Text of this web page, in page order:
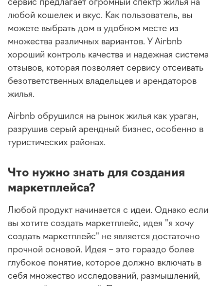
любой кошелек и вкус. Как пользователь, вы
можете выбрать дом в удобном месте из
множества различных вариантов. У Airbnb
хороший контроль качества и надежная система
отзывов, которая позволяет сервису отсеивать
безответственных владельцев и арендаторов
жилья.
Airbnb обрушился на рынок жилья как ураган,
разрушив серый арендный бизнес, особенно в
туристических районах.
Что нужно знать для создания
маркетплейса?
Любой продукт начинается с идеи. Однако если
вы хотите создать маркетплейс, идея "я хочу
создать маркетплейс" не является достаточно
прочной основой. Идея – это гораздо более
глубокое понятие, которое должно включать в
себя множество исследований, размышлений,